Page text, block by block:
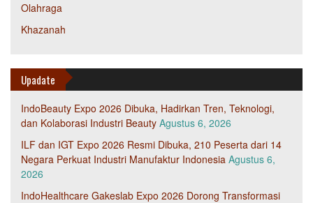
Olahraga
Khazanah
Upadate
IndoBeauty Expo 2026 Dibuka, Hadirkan Tren, Teknologi,
dan Kolaborasi Industri Beauty Agustus 6, 2026
ILF dan IGT Expo 2026 Resmi Dibuka, 210 Peserta dari 14
Negara Perkuat Industri Manufaktur Indonesia Agustus 6,
2026
IndoHealthcare Gakeslab Expo 2026 Dorong Transformasi